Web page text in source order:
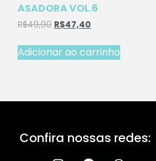
ASADORA VOL.6
R$49,90 R$47,40
Adicionar ao carrinho
Confira nossas redes: